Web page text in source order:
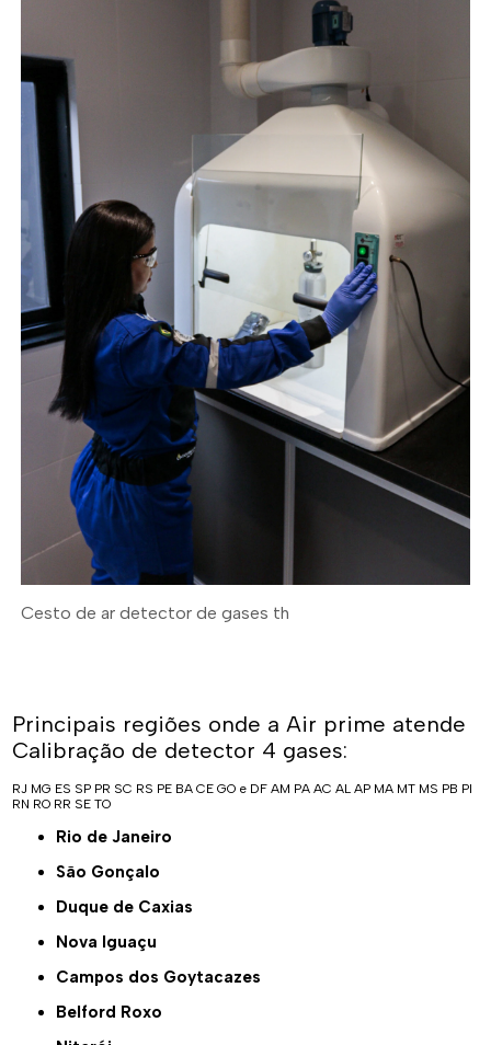
Cesto de ar detector de gases th
Principais regiões onde a Air prime atende
Calibração de detector 4 gases:
RJ MG ES SP PR SC RS PE BA CE GO e DF AM PA AC AL AP MA MT MS PB PI
RN RO RR SE TO
Rio de Janeiro
São Gonçalo
Duque de Caxias
Nova Iguaçu
Campos dos Goytacazes
Belford Roxo